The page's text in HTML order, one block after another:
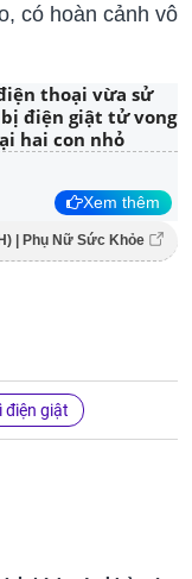
có hoàn cảnh vô
thoại vừa sử
điện giật tử vong
hai con nhỏ
Xem thêm
| Phụ Nữ Sức Khỏe
điện giật